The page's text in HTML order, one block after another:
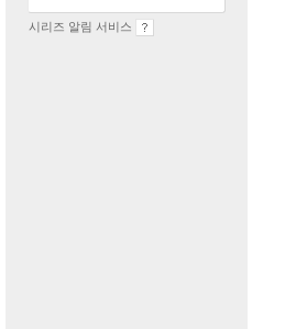
시리즈 알림 서비스